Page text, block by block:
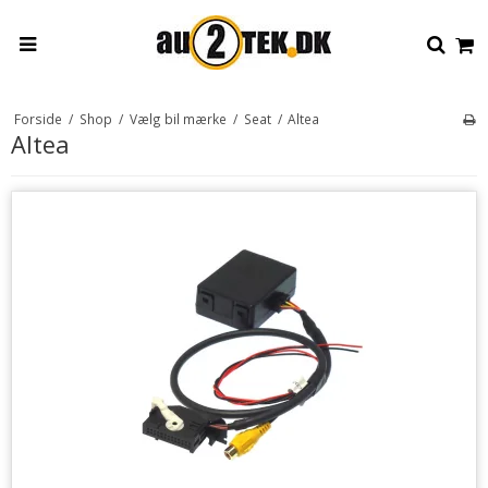
Forside / Shop / Vælg bil mærke / Seat / Altea
Altea